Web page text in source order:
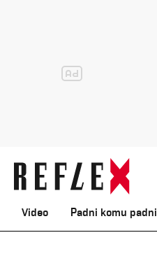
Video Padni komu padni